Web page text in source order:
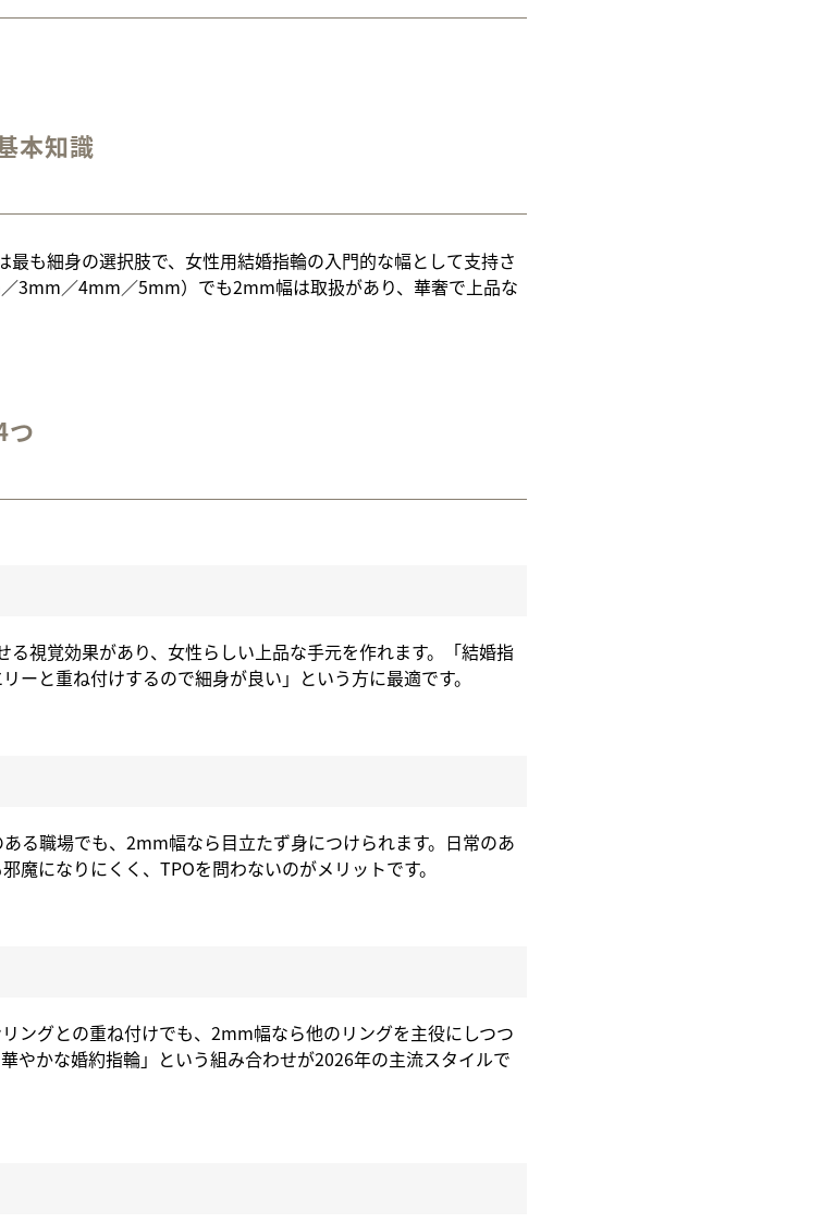
本知識
も細身の選択肢で、女性用結婚指輪の入門的な幅として支持さ
3mm／4mm／5mm）でも2mm幅は取扱があり、華奢で上品な
つ
視覚効果があり、女性らしい上品な手元を作れます。「結婚指
ーと重ね付けするので細身が良い」という方に最適です。
る職場でも、2mm幅なら目立たず身につけられます。日常のあ
魔になりにくく、TPOを問わないのがメリットです。
ングとの重ね付けでも、2mm幅なら他のリングを主役にしつつ
やかな婚約指輪」という組み合わせが2026年の主流スタイルで